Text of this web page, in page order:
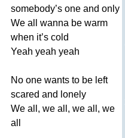
somebody’s one and only
We all wanna be warm
when it’s cold
Yeah yeah yeah
No one wants to be left
scared and lonely
We all , we all , we all , we
all